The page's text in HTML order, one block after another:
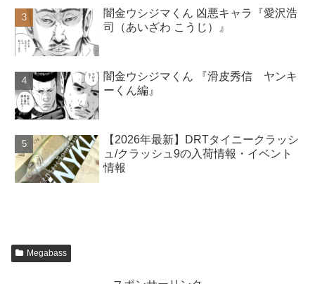
闇金ウシジマくん 凶悪キャラ『愛沢浩
司（あいざわ こうじ）』
闇金ウシジマくん 『滑皮秀信 ヤンキ
ーくん編』
【2026年最新】DRTタイニークラッシ
ュ/クラッシュ9の入荷情報・イベント
情報
Megabass